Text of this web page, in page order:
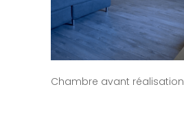
Chambre avant réalisation